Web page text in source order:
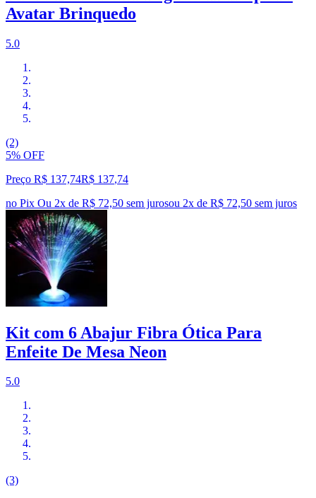
Avatar Brinquedo
5.0
(2)
5% OFF
Preço R$ 137,74R$ 137,74
no Pix Ou 2x de R$ 72,50 sem jurosou 2x de R$ 72,50 sem juros
Kit com 6 Abajur Fibra Ótica Para
Enfeite De Mesa Neon
5.0
(3)